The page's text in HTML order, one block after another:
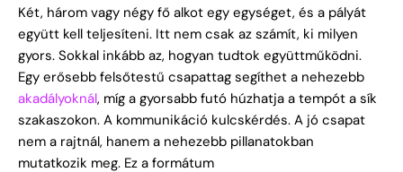
Két, három vagy négy fő alkot egy egységet, és a pályát
együtt kell teljesíteni. Itt nem csak az számít, ki milyen
gyors. Sokkal inkább az, hogyan tudtok együttműködni.
Egy erősebb felsőtestű csapattag segíthet a nehezebb
akadályoknál, míg a gyorsabb futó húzhatja a tempót a sík
szakaszokon. A kommunikáció kulcskérdés. A jó csapat
nem a rajtnál, hanem a nehezebb pillanatokban
mutatkozik meg. Ez a formátum